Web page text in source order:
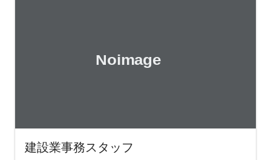
建設業事務スタッフ